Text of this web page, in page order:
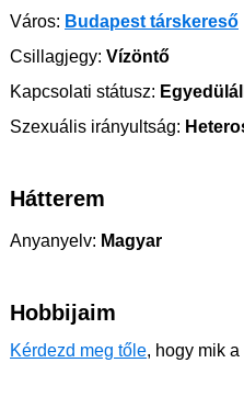
Város: Budapest társkereső
Csillagjegy: Vízöntő
Kapcsolati státusz:
Szexuális irányultság:
Hátterem
Anyanyelv: Magyar
Hobbijaim
Kérdezd meg tőle, hogy mik